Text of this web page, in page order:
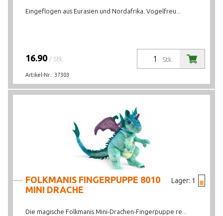
Eingeflogen aus Eurasien und Nordafrika. Vogelfreu...
Stk.
16.90 / Stk.
Artikel-Nr.: 37303
Lager: 1
FOLKMANIS FINGERPUPPE 8010
MINI DRACHE
Die magische Folkmanis Mini-Drachen-Fingerpuppe re...